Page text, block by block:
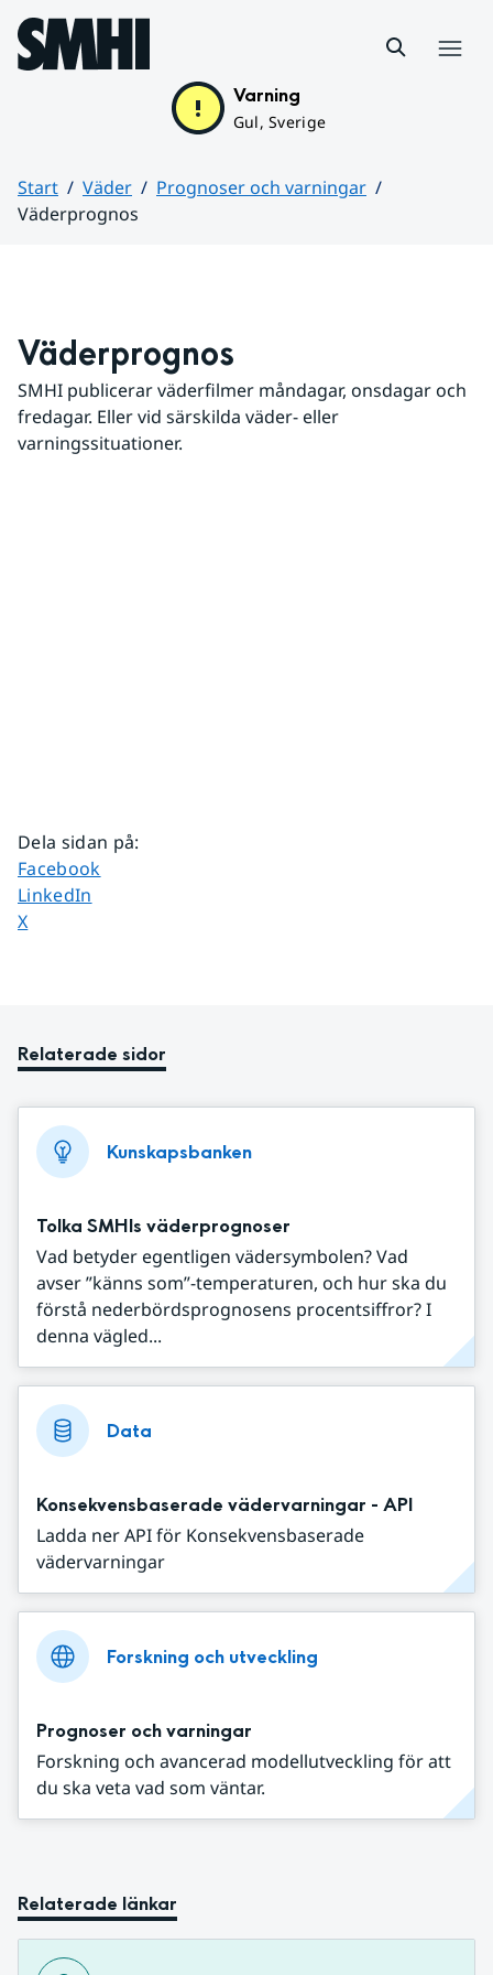
Hoppa till sidans innehåll
Varning
Gul, Sverige
Start Väder
Prognoser och varningar
Väderprognos
Väderprognos
SMHI publicerar väderfilmer måndagar, onsdagar och
fredagar. Eller vid särskilda väder- eller
varningssituationer.
Dela sidan på:
Dela sidan på
Facebook
Dela sidan på
LinkedIn
Dela sidan på
X
Relaterade sidor
Kunskapsbanken
Tolka SMHIs väderprognoser
Vad betyder egentligen vädersymbolen? Vad
avser ”känns som”-temperaturen, och hur ska du
förstå nederbördsprognosens procentsiffror? I
denna vägled...
Data
Konsekvensbaserade vädervarningar - API
Ladda ner API för Konsekvensbaserade
vädervarningar
Forskning och utveckling
Prognoser och varningar
Forskning och avancerad modellutveckling för att
du ska veta vad som väntar.
Relaterade länkar